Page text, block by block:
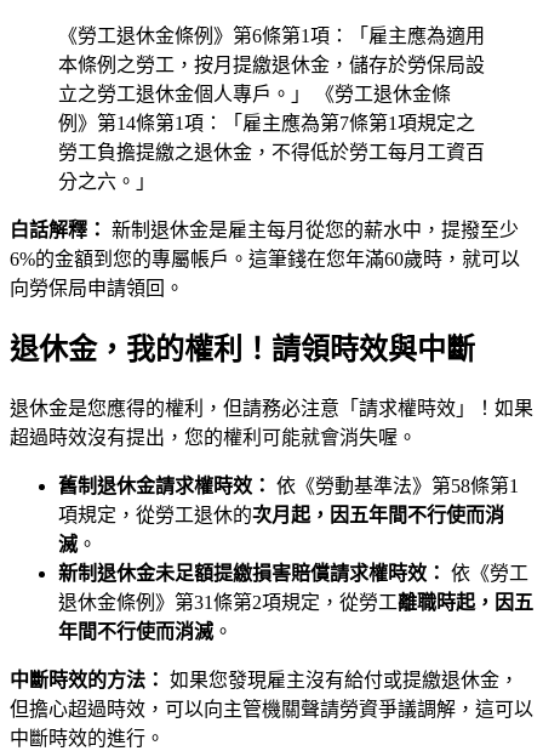
《勞工退休金條例》第6條第1項：「雇主應為適用
本條例之勞工，按月提繳退休金，儲存於勞保局設
立之勞工退休金個人專戶。」 《勞工退休金條
例》第14條第1項：「雇主應為第7條第1項規定之
勞工負擔提繳之退休金，不得低於勞工每月工資百
分之六。」
白話解釋： 新制退休金是雇主每月從您的薪水中，提撥至少
6%的金額到您的專屬帳戶。這筆錢在您年滿60歲時，就可以
向勞保局申請領回。
退休金，我的權利！請領時效與中斷
退休金是您應得的權利，但請務必注意「請求權時效」！如果
超過時效沒有提出，您的權利可能就會消失喔。
舊制退休金請求權時效： 依《勞動基準法》第58條第1
項規定，從勞工退休的次月起，因五年間不行使而消
滅。
新制退休金未足額提繳損害賠償請求權時效： 依《勞工
退休金條例》第31條第2項規定，從勞工離職時起，因五
年間不行使而消滅。
中斷時效的方法： 如果您發現雇主沒有給付或提繳退休金，
但擔心超過時效，可以向主管機關聲請勞資爭議調解，這可以
中斷時效的進行。